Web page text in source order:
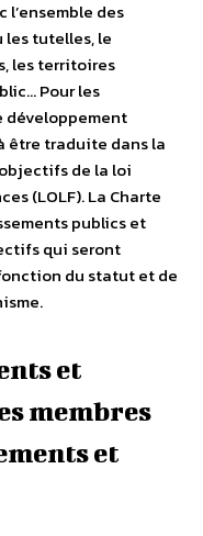
des
tutelles, le
les territoires
Pour les
développement
être traduite dans la
de la loi
(LOLF). La Charte
publics et
qui seront
du statut et de
et
membres
et